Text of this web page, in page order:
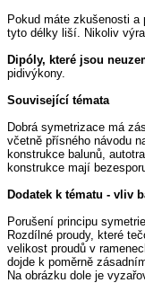
Pokud máte zkušenosti
tyto délky liší. Nikoliv
Dipóly, které jsou
pidivýkony.
Související témata
Dobrá symetrizace má
včetně přísného návodu
konstrukce balunů,
konstrukce mají
Dodatek k tématu - vliv
Porušení principu
Rozdílné proudy, které
velikost proudů v
dojde k poměrně
Na obrázku dole je